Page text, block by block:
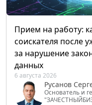
Прием на работу:
соискателя после
за нарушение
данных
6 августа 2026
Русанов
Основатель и